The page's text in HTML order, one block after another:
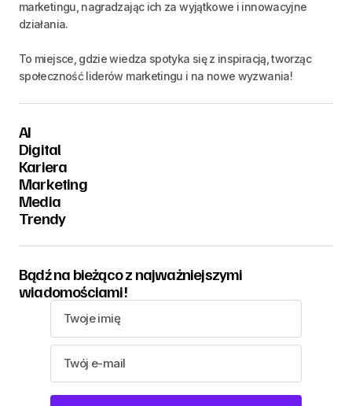
marketingu, nagradzając ich za wyjątkowe i innowacyjne
działania.
To miejsce, gdzie wiedza spotyka się z inspiracją, tworząc
społeczność liderów marketingu i na nowe wyzwania!
AI
Digital
Kariera
Marketing
Media
Trendy
Bądź na bieżąco z najważniejszymi
wiadomościami!